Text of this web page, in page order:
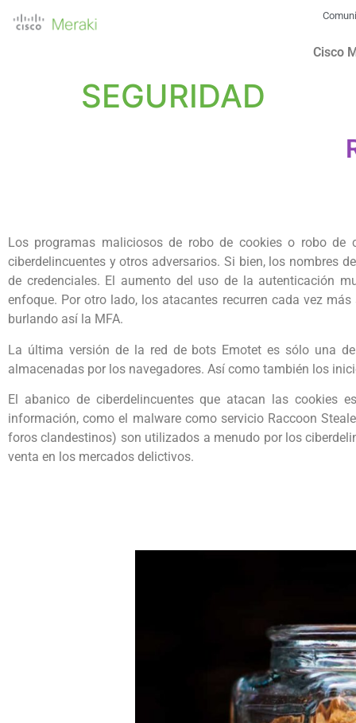
Cisco
SEGURIDAD
Los programas maliciosos de robo de cookies o robo
ciberdelincuentes y otros adversarios. Si bien, los nombres
de credenciales. El aumento del uso de la autenticación
enfoque. Por otro lado, los atacantes recurren cada vez
burlando así la MFA.
La última versión de la red de bots Emotet es sólo una
almacenadas por los navegadores. Así como también los
El abanico de ciberdelincuentes que atacan las cookies
información, como el malware como servicio Raccoon
foros clandestinos) son utilizados a menudo por los
venta en los mercados delictivos.